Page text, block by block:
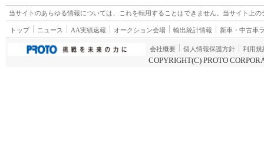
当サイトのあらゆる情報については、これを転用することはできません。当サイト上
トップ ニュース AA実績速報 オークション会場 輸出統計情報 新車・中古車
会社概要 個人情報保護方針 利用規
COPYRIGHT(C) PROTO